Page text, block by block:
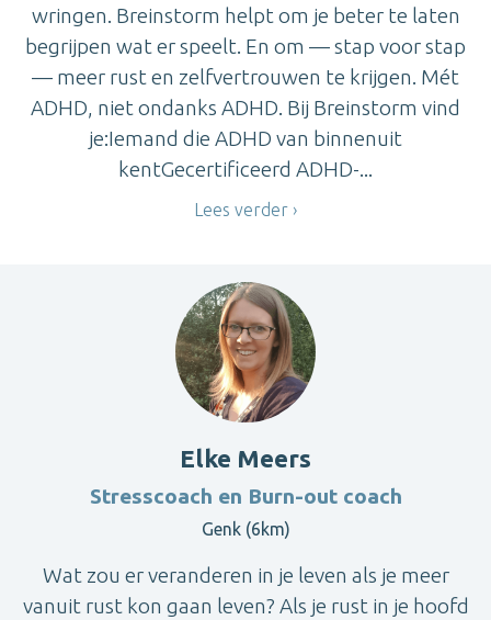
wringen. Breinstorm helpt om je beter te laten
begrijpen wat er speelt. En om — stap voor stap
— meer rust en zelfvertrouwen te krijgen. Mét
ADHD, niet ondanks ADHD. Bij Breinstorm vind
je:Iemand die ADHD van binnenuit
kentGecertificeerd ADHD-...
Lees verder
Elke Meers
Stresscoach en Burn-out coach
Genk (6km)
Wat zou er veranderen in je leven als je meer
vanuit rust kon gaan leven? Als je rust in je hoofd